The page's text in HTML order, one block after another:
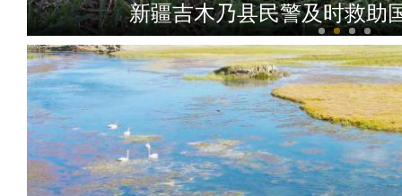
新疆吉木乃县民警及时救助